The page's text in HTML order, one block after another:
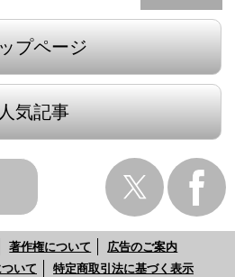
プページ
人気記事
著作権について
広告のご案内
いて
特定商取引法に基づく表示